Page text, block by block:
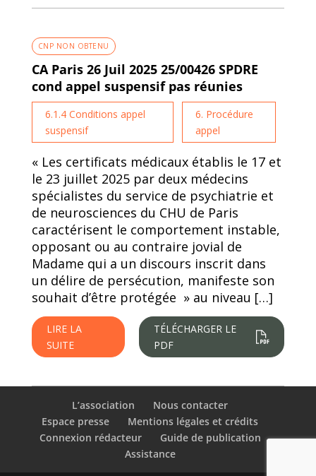
CNP NON OBTENU
CA Paris 26 Juil 2025 25/00426 SPDRE
cond appel suspensif pas réunies
6.1.4 Conditions appel
suspensif
6. Procédure
appel
« Les certificats médicaux établis le 17 et
le 23 juillet 2025 par deux médecins
spécialistes du service de psychiatrie et
de neurosciences du CHU de Paris
caractérisent le comportement instable,
opposant ou au contraire jovial de
Madame qui a un discours inscrit dans
un délire de persécution, manifeste son
souhait d’être protégée » au niveau […]
LIRE LA
SUITE
TÉLÉCHARGER LE
PDF
L’association
Nous contacter
Espace presse
Mentions légales et crédits
Connexion rédacteur
Guide de publication
Assistance